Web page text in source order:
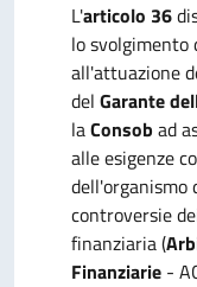
L'articolo 36
lo svolgimento
all'attuazione
del Garante
laConsob ad
alle esigenze
dell'organismo
controversie
finanziaria (
Finanziarie -